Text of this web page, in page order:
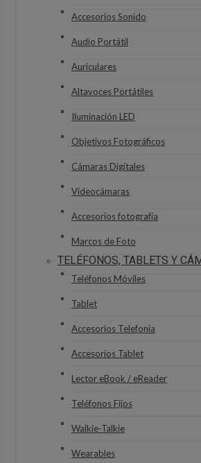
Accesorios Sonido
Audio Portátil
Auriculares
Altavoces Portátiles
Iluminación LED
Objetivos Fotográficos
Cámaras Digitales
Videocámaras
Accesorios fotografía
Marcos de Foto
TELÉFONOS, TABLETS Y
Teléfonos Móviles
Tablet
Accesorios Telefonía
Accesorios Tablet
Lector eBook / eReader
Teléfonos Fijos
Walkie-Talkie
Wearables